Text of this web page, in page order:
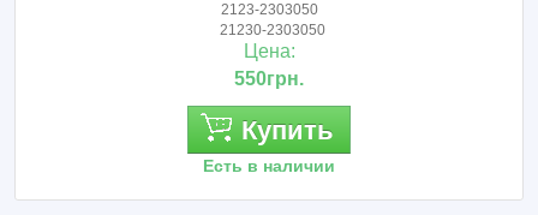
2123-2303050
21230-2303050
Цена:
550грн.
Купить
Есть в наличии